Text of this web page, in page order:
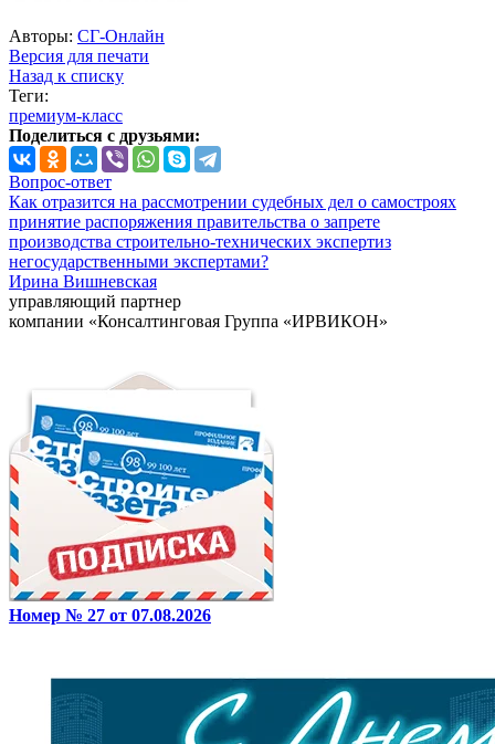
Авторы: СГ-Онлайн
Версия для печати
Назад к списку
Теги:
премиум-класс
Поделиться с друзьями:
Вопрос-ответ
Как отразится на рассмотрении судебных дел о самостроях
принятие распоряжения правительства о запрете
производства строительно-технических экспертиз
негосударственными экспертами?
Ирина Вишневская
управляющий партнер
компании «Консалтинговая Группа «ИРВИКОН»
Номер № 27 от 07.08.2026